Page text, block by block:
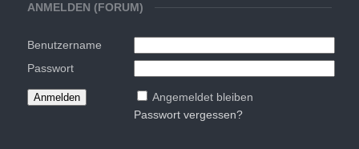
ANMELDEN (FORUM)
Benutzername
Passwort
Angemeldet bleiben
Passwort vergessen?